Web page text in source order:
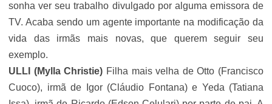
sonha ver seu trabalho divulgado por alguma emissora de
TV. Acaba sendo um agente importante na modificação da
vida das irmãs mais novas, que querem seguir seu
exemplo.
ULLI (Mylla Christie) Filha mais velha de Otto (Francisco
Cuoco), irmã de Igor (Cláudio Fontana) e Yeda (Tatiana